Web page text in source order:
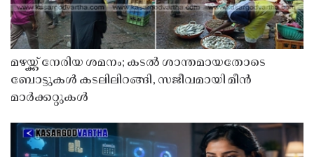
മഴയ്ക്ക് നേരിയ ശമനം; കടൽ ശാന്തമായതോടെ
ബോട്ടുകൾ കടലിലിറങ്ങി, സജീവമായി മീൻ
മാർക്കറ്റുകൾ